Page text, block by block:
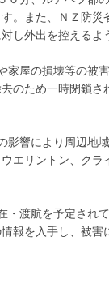
。また、ＮＺ防
し外出を控える
家屋の損壊等の被
のため一時閉鎖
影響により周辺地
エリントン、ク
・渡航を予定され
報を入手し、被